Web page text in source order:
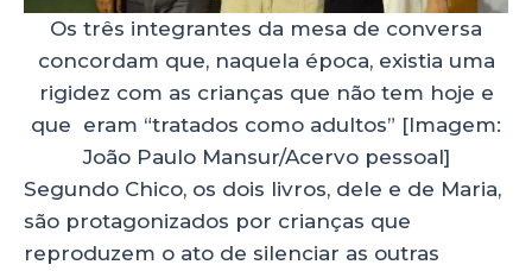
Os três integrantes da mesa de conversa
concordam que, naquela época, existia uma
rigidez com as crianças que não tem hoje e
que eram “tratados como adultos” [Imagem:
João Paulo Mansur/Acervo pessoal]
Segundo Chico, os dois livros, dele e de Maria,
são protagonizados por crianças que
reproduzem o ato de silenciar as outras